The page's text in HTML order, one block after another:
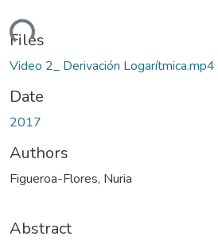
Files
Video 2_ Derivación Logarítmica.mp4
Date
2017
Authors
Figueroa-Flores, Nuria
Abstract